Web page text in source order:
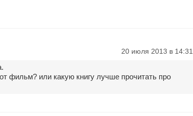
20 июля 2013 в 14:31
фильм? или какую книгу лучше прочитать про